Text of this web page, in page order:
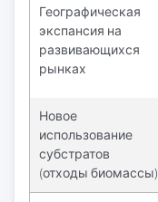
Географическая
экспансия на
развивающихся
рынках
Новое
использование
субстратов
(отходы биомассы)